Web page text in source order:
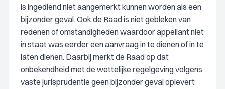
is ingediend niet aangemerkt kunnen worden als een
bijzonder geval. Ook de Raad is niet gebleken van
redenen of omstandigheden waardoor appellant niet
in staat was eerder een aanvraag in te dienen of in te
laten dienen. Daarbij merkt de Raad op dat
onbekendheid met de wettelijke regelgeving volgens
vaste jurisprudentie geen bijzonder geval oplevert